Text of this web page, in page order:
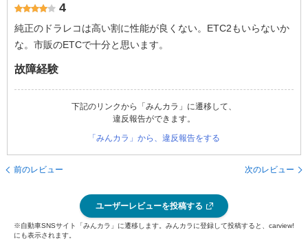
4
純正のドラレコは高い割に性能が良くない。ETC2もいらないか
な。市販のETCで十分と思います。
故障経験
下記のリンクから「みんカラ」に遷移して、
違反報告ができます。
「みんカラ」から、違反報告をする
前のレビュー 次のレビュー
ユーザーレビューを投稿する
※自動車SNSサイト「みんカラ」に遷移します。みんカラに登録して投稿すると、carview!
にも表示されます。